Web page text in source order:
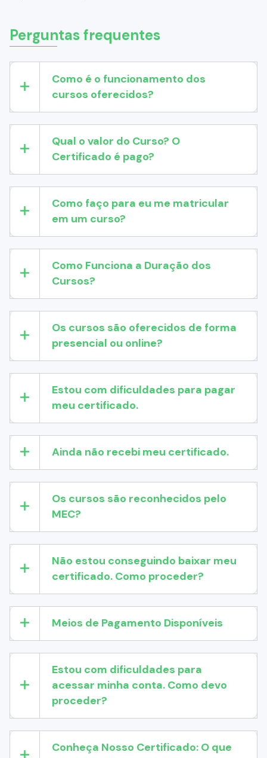
Perguntas frequentes
Como é o funcionamento dos
cursos oferecidos?
Qual o valor do Curso? O
Certificado é pago?
Como faço para eu me matricular
em um curso?
Como Funciona a Duração dos
Cursos?
Os cursos são oferecidos de forma
presencial ou online?
Estou com dificuldades para pagar
meu certificado.
Ainda não recebi meu certificado.
Os cursos são reconhecidos pelo
MEC?
Não estou conseguindo baixar meu
certificado. Como proceder?
Meios de Pagamento Disponíveis
Estou com dificuldades para
acessar minha conta. Como devo
proceder?
Conheça Nosso Certificado: O que